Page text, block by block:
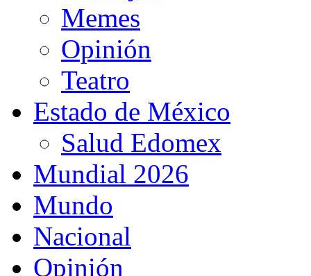
Memes
Opinión
Teatro
Estado de México
Salud Edomex
Mundial 2026
Mundo
Nacional
Opinión